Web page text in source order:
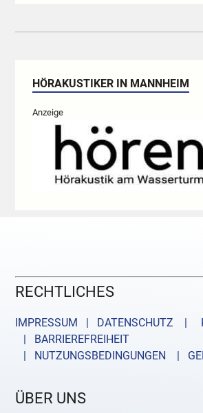
HÖRAKUSTIKER IN MANNHEIM
Anzeige
RECHTLICHES
IMPRESSUM | DATENSCHUTZ |
| BARRIEREFREIHEIT
| NUTZUNGSBEDINGUNGEN
|
ÜBER UNS